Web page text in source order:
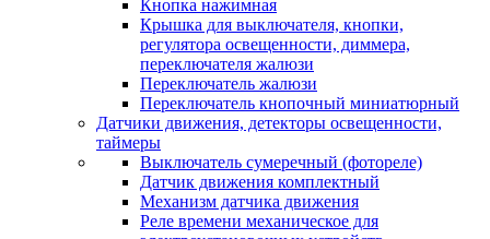
Кнопка нажимная
Крышка для выключателя, кнопки,
регулятора освещенности, диммера,
переключателя жалюзи
Переключатель жалюзи
Переключатель кнопочный миниатюрный
Датчики движения, детекторы освещенности,
таймеры
Выключатель сумеречный (фотореле)
Датчик движения комплектный
Механизм датчика движения
Реле времени механическое для